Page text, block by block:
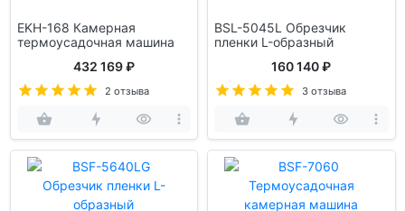
EKH-168 Камерная
термоусадочная машина
432 169 ₽
2 отзыва
BSL-5045L Обрезчик
пленки L-образный
160 140 ₽
3 отзыва